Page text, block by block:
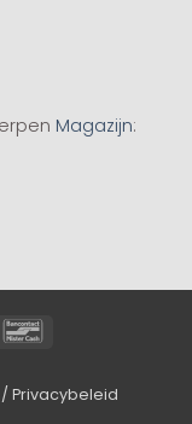
Magazijn:
/ Privacybeleid